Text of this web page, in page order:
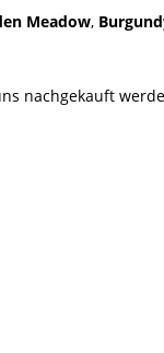
Meadow,
nachgekauft